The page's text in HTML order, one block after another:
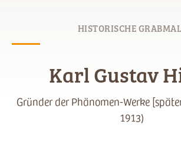
HISTORISCHE
Karl Gustav
Gründer der Phänomen-Werke
1913)